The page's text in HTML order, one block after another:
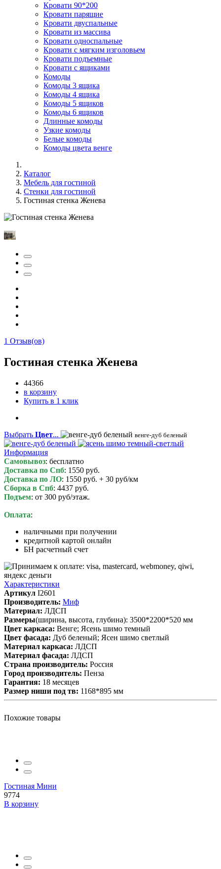
Кровати 90*200
Кровати парящие
Кровати двуспальные
Кровати из массива
Кровати односпальные
Кровати с мягким изголовьем
Кровати подъемные
Кровати с ящиками
Комоды
Комоды 3 ящика
Комоды 4 ящика
Комоды 5 ящиков
Комоды 6 ящиков
Длинные комоды
Узкие комоды
Белые комоды
Комоды цвета венге
Каталог
Мебель для гостиной
Стенки для гостиной
Гостиная стенка Женева
1 Отзыв(ов)
Гостиная стенка Женева
44366
в корзину
Купить в 1 клик
Выбрать Цвет... венге-дуб беленый
Информация
Самовывоз: бесплатно
Доставка по Спб: 1550 руб.
Доставка по ЛО: 1550 руб. + 30 руб/км
Сборка в Спб: 4437 руб.
Подъем: от 300 руб/этаж.
Оплата:
наличными при получении
кредитной картой онлайн
БН расчетный счет
Характеристики
Артикул I2601
Производитель: Миф
Материал: ЛДСП
Размеры(ширина, высота, глубина): 3500*2200*520 мм
Цвет каркаса: Венге; Ясень шимо темный
Цвет фасада: Дуб беленый; Ясен шимо светлый
Материал каркаса: ЛДСП
Материал фасада: ЛДСП
Cтрана производитель: Россия
Город производитель: Пенза
Гарантия: 18 месяцев
Размер ниши под тв: 1168*895 мм
Похожие товары
Гостиная Мини
9774
В корзину